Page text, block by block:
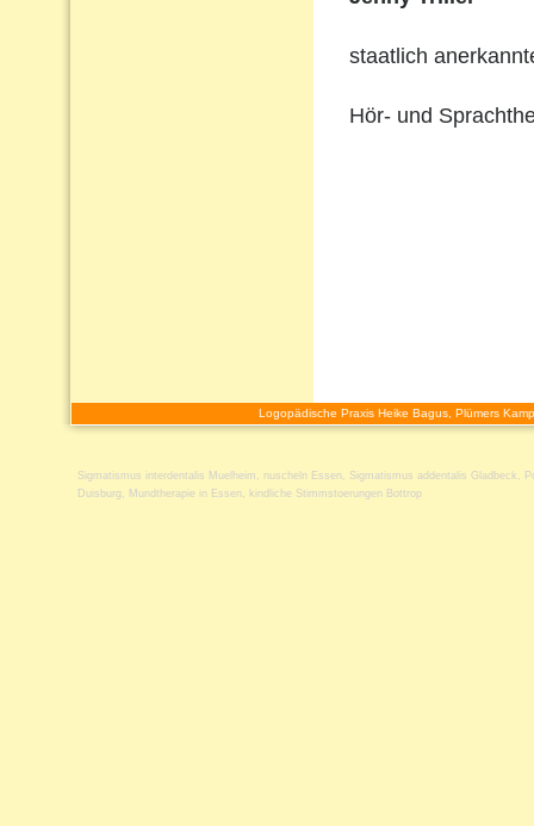
staatlich
Hör- und
Logopädische Praxis Heike Bagus, Plümers
Sigmatismus interdentalis Muelheim , nuscheln Essen , Sigmatismus addentalis Gladbeck ,
Duisburg , Mundtherapie in Essen , kindliche Stimmstoerungen Bottrop